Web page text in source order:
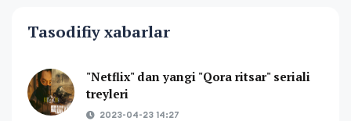
Tasodifiy xabarlar
"Netflix" dan yangi "Qora ritsar" seriali
treyleri
2023-04-23 14:27